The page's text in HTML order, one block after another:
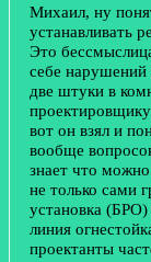
Михаил, ну
устанавливать
Это
себе нарушений
две штуки в
вот он взял и
вообще
знает что
не только сами
установка
линия
проектанты